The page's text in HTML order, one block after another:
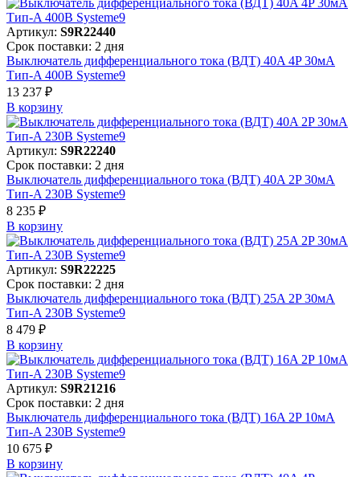
Артикул: S9R22440
Срок поставки: 2 дня
Выключатель дифференциального тока (ВДТ) 40A 4P 30мА
Тип-A 400В Systeme9
13 237 ₽
В корзинy
Артикул: S9R22240
Срок поставки: 2 дня
Выключатель дифференциального тока (ВДТ) 40A 2P 30мА
Тип-A 230В Systeme9
8 235 ₽
В корзинy
Артикул: S9R22225
Срок поставки: 2 дня
Выключатель дифференциального тока (ВДТ) 25A 2P 30мА
Тип-A 230В Systeme9
8 479 ₽
В корзинy
Артикул: S9R21216
Срок поставки: 2 дня
Выключатель дифференциального тока (ВДТ) 16A 2P 10мА
Тип-A 230В Systeme9
10 675 ₽
В корзинy